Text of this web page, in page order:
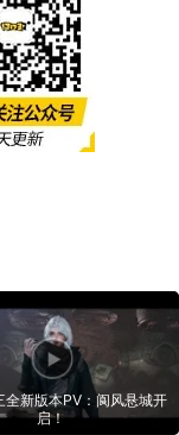
全新版本PV：阆风悬城开
启！